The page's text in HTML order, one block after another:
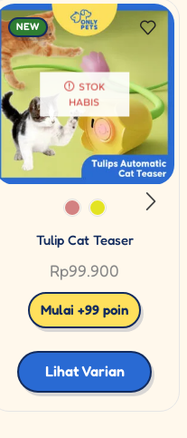
NEW
STOK
HABIS
Tulip Cat Teaser
Rp99.900
Mulai +99 poin
Lihat Varian